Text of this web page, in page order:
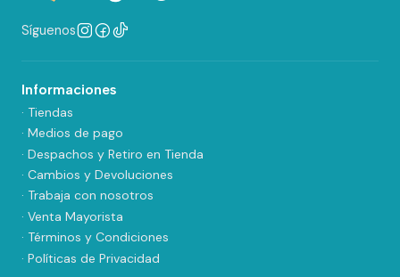
Síguenos
Informaciones
· Tiendas
· Medios de pago
· Despachos y Retiro en Tienda
· Cambios y Devoluciones
· Trabaja con nosotros
· Venta Mayorista
· Términos y Condiciones
· Políticas de Privacidad